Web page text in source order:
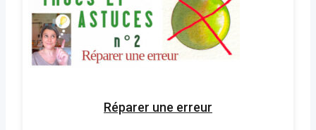
Réparer une erreur